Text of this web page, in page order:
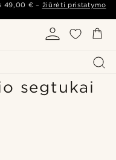
49,00 € – žiūrėti pristatymo
segtukai